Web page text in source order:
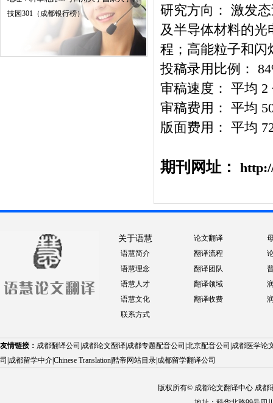
技园301（成都银行榜）
研究方向： 激发
及半导体材料的光
程；高能粒子和闪
投稿录用比例：
审稿速度： 平均
审稿费用： 平均
版面费用： 平均
期刊网址：
关于语慧
语慧简介
语慧理念
语慧人才
语慧文化
联系方式
论文翻译
翻译流程
翻译团队
翻译领域
翻译收费
友情链接： 成都翻译公司 成都论文翻译 成都专题配音公司 北京配音公司 成都医学论
司 成都留学中介Chinese Translation酷帝网站目录 成都留学翻译公司
版权所有© 成都论文翻译中心 成都